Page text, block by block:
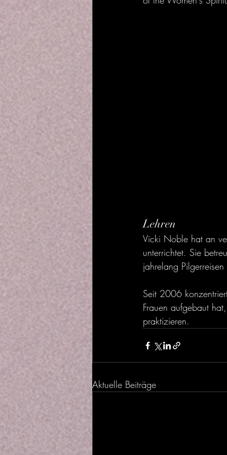
Lehren
Vicki Noble hat an
unterrichtet. Sie
jahrelang
Seit 2006
Frauen aufgebaut
praktizieren.
Aktuelle Beiträge